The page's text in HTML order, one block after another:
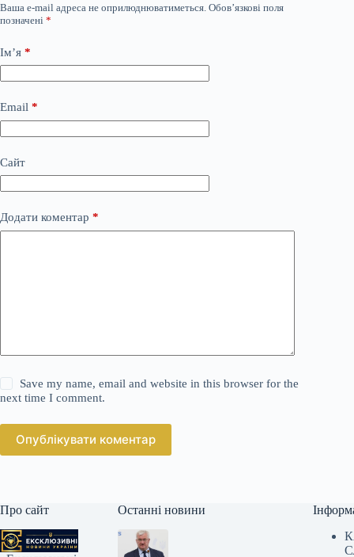
Ваша e-mail адреса не оприлюднюватиметься. Обов’язкові поля
позначені *
Ім’я *
Email *
Сайт
Додати коментар *
Save my name, email and website in this browser for the
next time I comment.
Опублікувати коментар
Про сайт Останні новини